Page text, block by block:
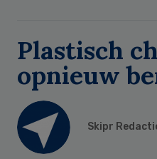
Plastisch
opnieuw
Skipr